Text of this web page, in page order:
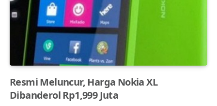
Resmi Meluncur, Harga Nokia XL
Dibanderol Rp1,999 Juta